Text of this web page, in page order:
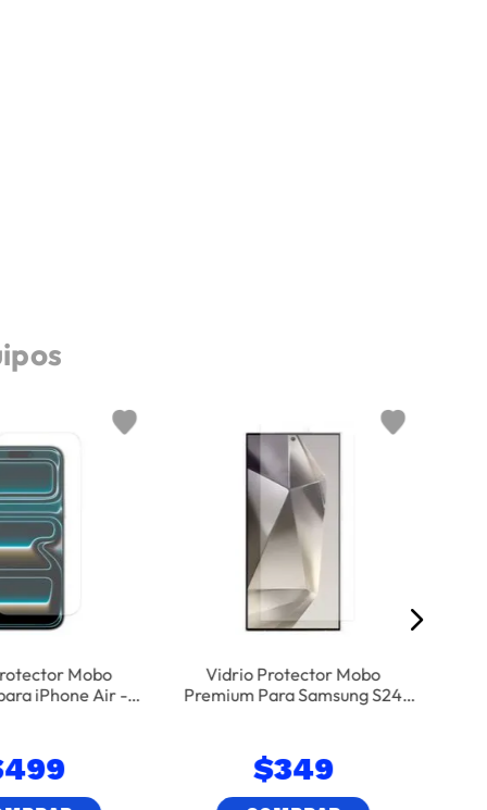
Mobo
iPhone Air -
499
Vidrio Protector Mobo
Premium Para Samsung S24
$349